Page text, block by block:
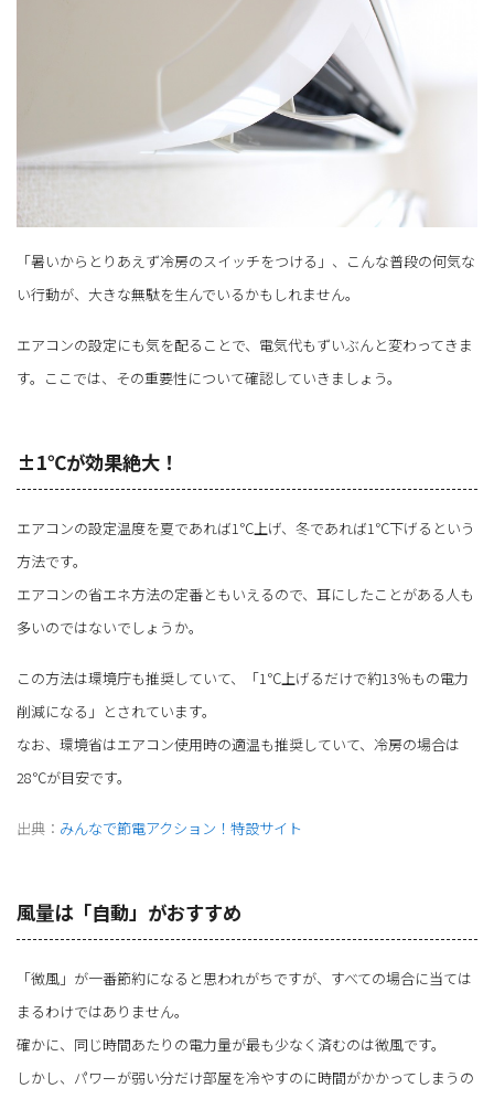
「暑いからとりあえず冷房のスイッチをつける」、こんな普段の何気な
い行動が、大きな無駄を生んでいるかもしれません。
エアコンの設定にも気を配ることで、電気代もずいぶんと変わってきま
す。ここでは、その重要性について確認していきましょう。
±1℃が効果絶大！
エアコンの設定温度を夏であれば1℃上げ、冬であれば1℃下げるという
方法です。
エアコンの省エネ方法の定番ともいえるので、耳にしたことがある人も
多いのではないでしょうか。
この方法は環境庁も推奨していて、「1℃上げるだけで約13％もの電力
削減になる」とされています。
なお、環境省はエアコン使用時の適温も推奨していて、冷房の場合は
28℃が目安です。
出典： みんなで節電アクション！特設サイト
風量は「自動」がおすすめ
「微風」が一番節約になると思われがちですが、すべての場合に当ては
まるわけではありません。
確かに、同じ時間あたりの電力量が最も少なく済むのは微風です。
しかし、パワーが弱い分だけ部屋を冷やすのに時間がかかってしまうの